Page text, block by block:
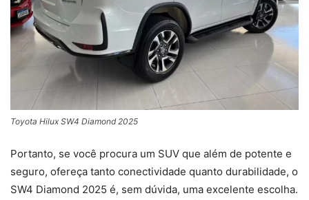
Toyota Hilux SW4 Diamond 2025
Portanto, se você procura um SUV que além de potente e
seguro, ofereça tanto conectividade quanto durabilidade, o
SW4 Diamond 2025 é, sem dúvida, uma excelente escolha.